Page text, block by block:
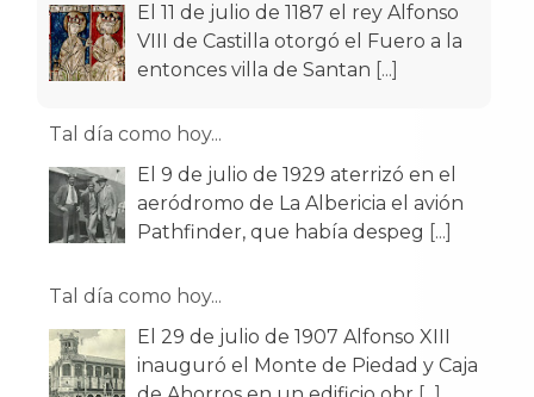
El 11 de julio de 1187 el rey Alfonso
VIII de Castilla otorgó el Fuero a la
entonces villa de Santan [...]
Tal día como hoy...
El 9 de julio de 1929 aterrizó en el
aeródromo de La Albericia el avión
Pathfinder, que había despeg [...]
Tal día como hoy...
El 29 de julio de 1907 Alfonso XIII
inauguró el Monte de Piedad y Caja